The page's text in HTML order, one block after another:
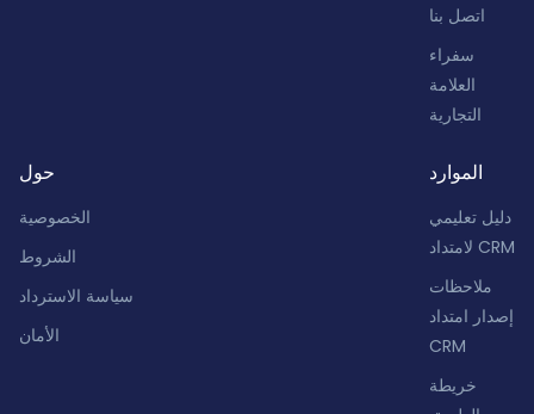
اتصل بنا
سفراء
العلامة
التجارية
حول
الخصوصية
الشروط
سياسة الاسترداد
الأمان
الموارد
دليل تعليمي
لامتداد CRM
ملاحظات
إصدار امتداد
CRM
خريطة